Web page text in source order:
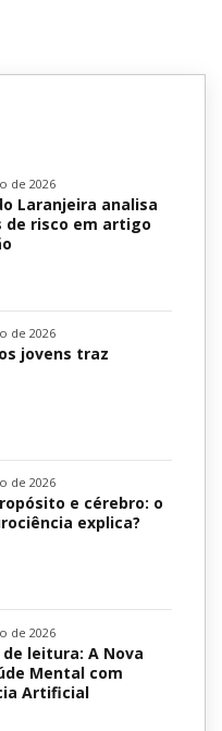
de 2026
Laranjeira analisa
de risco em artigo
de 2026
jovens traz
de 2026
e cérebro: o
explica?
de 2026
leitura: A Nova
Mental com
Artificial